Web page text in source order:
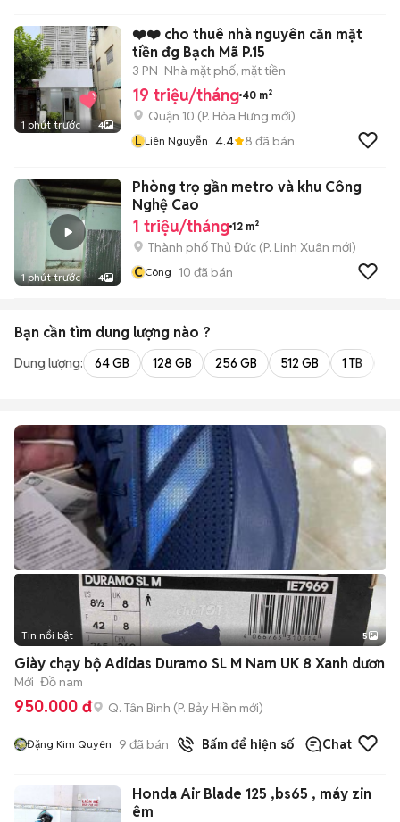
1 phút trước 4
❤️❤️ cho thuê nhà nguyên căn mặt
tiền đg Bạch Mã P.15
3 PN Nhà mặt phố, mặt tiền
19 triệu/tháng 40 m²
Quận 10 (P. Hòa Hưng mới)
L Liên Nguyễn 4.4 8 đã bán
1 phút trước 4
Phòng trọ gần metro và khu Công
Nghệ Cao
1 triệu/tháng 12 m²
Thành phố Thủ Đức (P. Linh Xuân mới)
CCông 10 đã bán
Bạn cần tìm dung lượng nào ?
Dung lượng: 64 GB 128 GB 256 GB 512 GB 1 TB
Tin nổi bật 5
Giày chạy bộ Adidas Duramo SL M Nam UK 8 Xanh dươn
Mới Đồ nam
950.000 đ Q. Tân Bình (P. Bảy Hiền mới)
Đặng Kim Quyên 9 đã bán Bấm để hiện số Chat
Honda Air Blade 125 ,bs65 , máy zin
êm